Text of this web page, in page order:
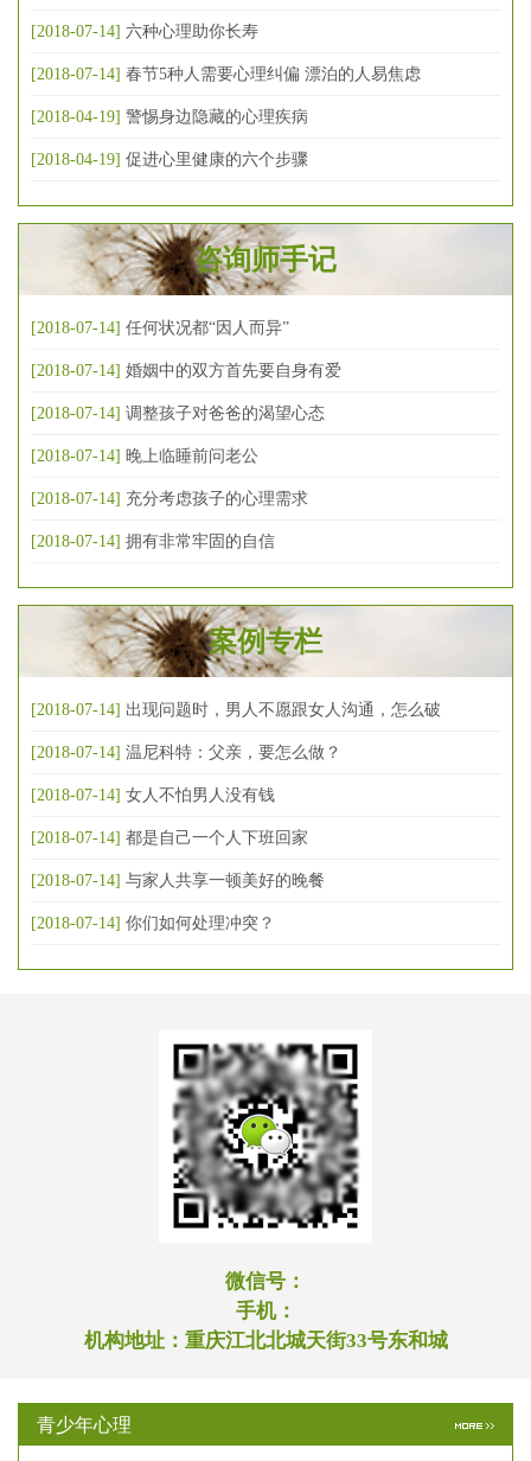
[2018-07-14] 六种心理助你长寿
[2018-07-14] 春节5种人需要心理纠偏 漂泊的人易焦虑
[2018-04-19] 警惕身边隐藏的心理疾病
[2018-04-19] 促进心里健康的六个步骤
咨询师手记
[2018-07-14] 任何状况都“因人而异”
[2018-07-14] 婚姻中的双方首先要自身有爱
[2018-07-14] 调整孩子对爸爸的渴望心态
[2018-07-14] 晚上临睡前问老公
[2018-07-14] 充分考虑孩子的心理需求
[2018-07-14] 拥有非常牢固的自信
案例专栏
[2018-07-14] 出现问题时，男人不愿跟女人沟通，怎么破
[2018-07-14] 温尼科特：父亲，要怎么做？
[2018-07-14] 女人不怕男人没有钱
[2018-07-14] 都是自己一个人下班回家
[2018-07-14] 与家人共享一顿美好的晚餐
[2018-07-14] 你们如何处理冲突？
微信号：
手机：
机构地址： 重庆江北北城天街33号东和城
青少年心理